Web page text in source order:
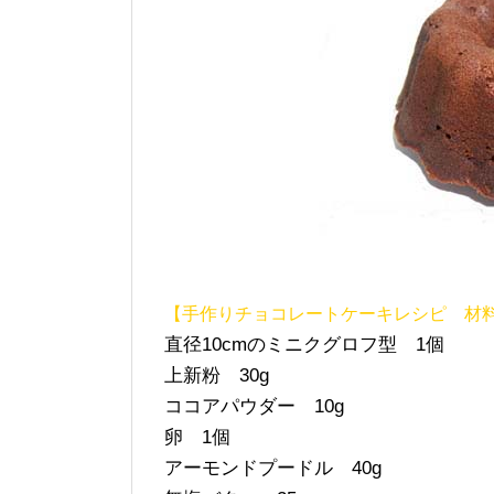
【手作りチョコレートケーキレシピ 材
直径10cmのミニクグロフ型 1個
上新粉 30g
ココアパウダー 10g
卵 1個
アーモンドプードル 40g